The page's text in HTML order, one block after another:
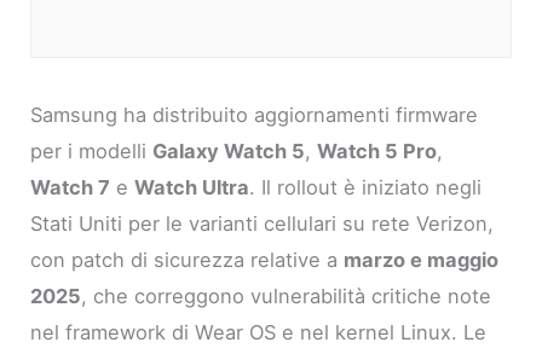
Samsung ha distribuito aggiornamenti firmware
per i modelli Galaxy Watch 5,Watch 5 Pro,
Watch 7 eWatch Ultra. Il rollout è iniziato negli
Stati Uniti per le varianti cellulari su rete Verizon,
con patch di sicurezza relative a marzo e maggio
2025, che correggono vulnerabilità critiche note
nel framework di Wear OS e nel kernel Linux. Le